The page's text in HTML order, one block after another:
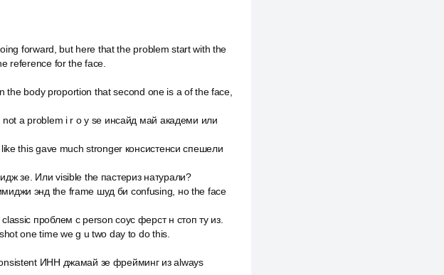
forward, but here that the problem start with the
reference for the face.
body proportion that second one is a of the face,
a problem i r o y se инсайд май академи или
this gave much stronger консистенси спешели
зе. Или visible the пастериз натурали?
энд the frame шуд би confusing, но the face
проблем с person соус ферст н стоп ту из.
one time we g u two day to do this.
ИНН джамай зе фрейминг из always